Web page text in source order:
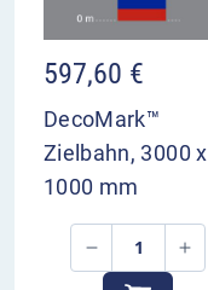
597,60 €
DecoMark™
Zielbahn, 3000 x
1000 mm